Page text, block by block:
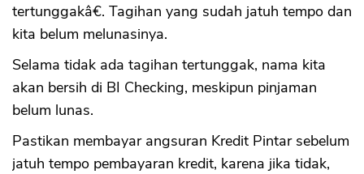
tertunggakâ€. Tagihan yang sudah jatuh tempo dan
kita belum melunasinya.
Selama tidak ada tagihan tertunggak, nama kita
akan bersih di BI Checking, meskipun pinjaman
belum lunas.
Pastikan membayar angsuran Kredit Pintar sebelum
jatuh tempo pembayaran kredit, karena jika tidak,